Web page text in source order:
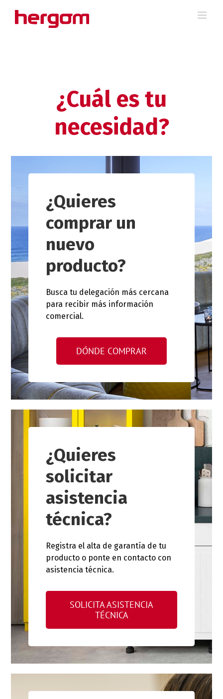
¿Cuál es tu
necesidad?
¿Quieres
comprar un
nuevo
producto?
Busca tu delegación más cercana
para recibir más información
comercial.
DÓNDE COMPRAR
¿Quieres
solicitar
asistencia
técnica?
Registra el alta de garantía de tu
producto o ponte en contacto con
asistencia técnica.
SOLICITA ASISTENCIA
TÉCNICA